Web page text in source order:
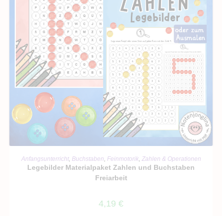
IN DEN WARENKORB
Anfangsunterricht, Buchstaben, Feinmotorik, Zahlen & Operationen
Legebilder Materialpaket Zahlen und Buchstaben
Freiarbeit
4,19 €